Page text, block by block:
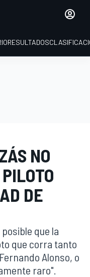
RESULTADOS
NO
DE
que la
que corra tanto
Alonso, o
raro".